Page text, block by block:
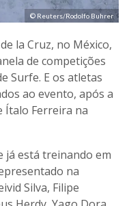
© Reuters/Rodolfo Buhrer
la Cruz, no México,
de competições
Surfe. E os atletas
ao evento, após a
Ítalo Ferreira na
já está treinando em
na
Silva, Filipe